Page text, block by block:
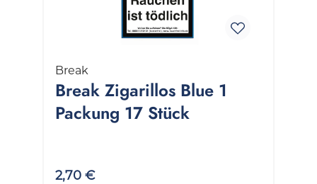
Break
Break Zigarillos Blue 1
Packung 17 Stück
2,70 €